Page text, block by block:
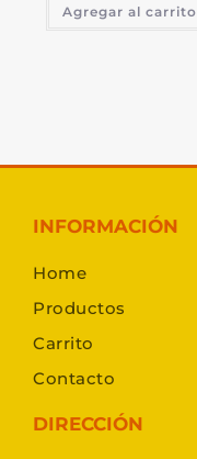
Agregar al carrito
INFORMACIÓN
Home
Productos
Carrito
Contacto
DIRECCIÓN